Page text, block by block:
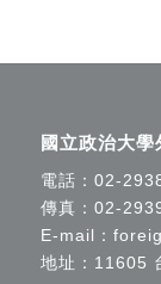
國立政治大
電話： 02-
傳真：02-
E-mail：
地址：11605